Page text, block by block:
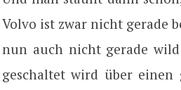
Volvo ist zwar nicht gerade
nun auch nicht gerade
geschaltet wird über